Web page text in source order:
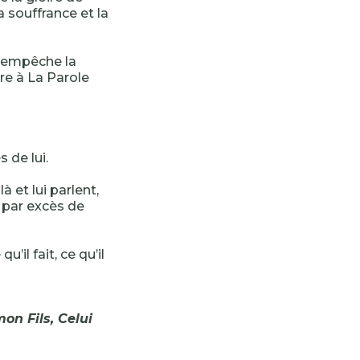
souffrance et la
la
à La Parole
de lui.
et lui parlent,
excès de
fait, ce qu’il
Fils, Celui